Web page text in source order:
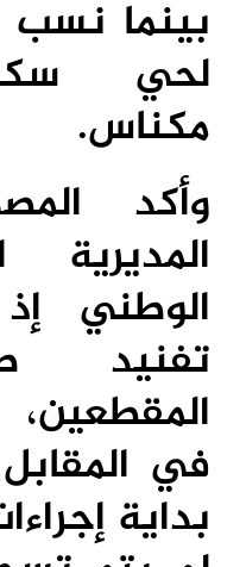
بينما نسب
لحي
مكناس.
وأكد
المديرية
الوطني
تفنيد
في
بداية